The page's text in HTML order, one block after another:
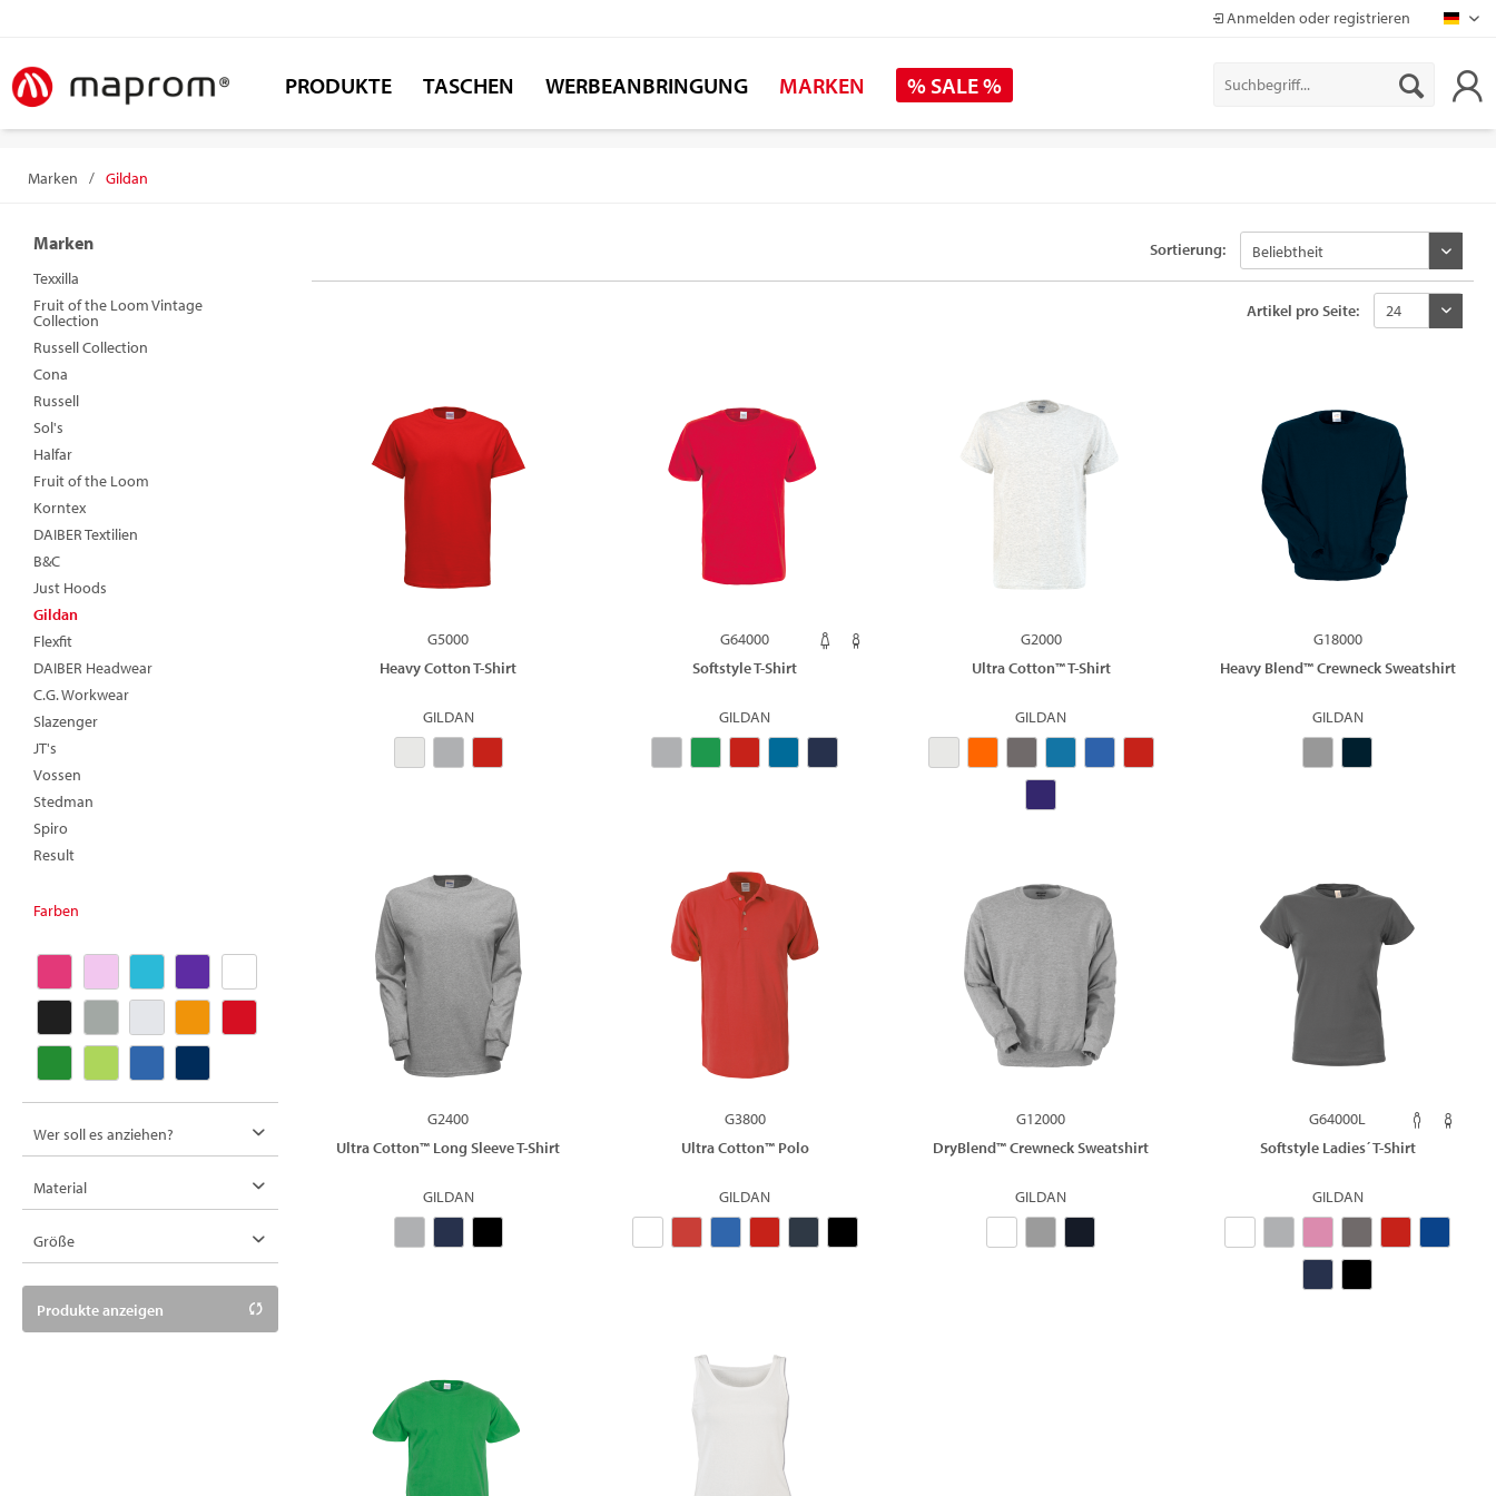
Anmelden oder registrieren
PRODUKTE TASCHEN WERBEANBRINGUNG MARKEN % SALE %
Marken / Gildan
Marken
Texxilla
Fruit of the Loom Vintage
Collection
Russell Collection
Cona
Russell
Sol's
Halfar
Fruit of the Loom
Korntex
DAIBER Textilien
B&C
Just Hoods
Gildan
Flexfit
DAIBER Headwear
C.G. Workwear
Slazenger
JT's
Vossen
Stedman
Spiro
Result
Farben
Wer soll es anziehen?
Damen
Herren
Kinder
Material
Baumwolle
Mischgewebe
Größe
S
M
Produkte anzeigen
Sortierung:
Artikel pro Seite:
G5000
Heavy Cotton T-Shirt
GILDAN
G64000
Softstyle T-Shirt
GILDAN
G2000
Ultra Cotton™ T-Shirt
GILDAN
G18000
Heavy Blend™ Crewneck Sweatshirt
GILDAN
G2400
Ultra Cotton™ Long Sleeve T-Shirt
GILDAN
G3800
Ultra Cotton™ Polo
GILDAN
G12000
DryBlend™ Crewneck Sweatshirt
GILDAN
G64000L
Softstyle Ladies´ T-Shirt
GILDAN